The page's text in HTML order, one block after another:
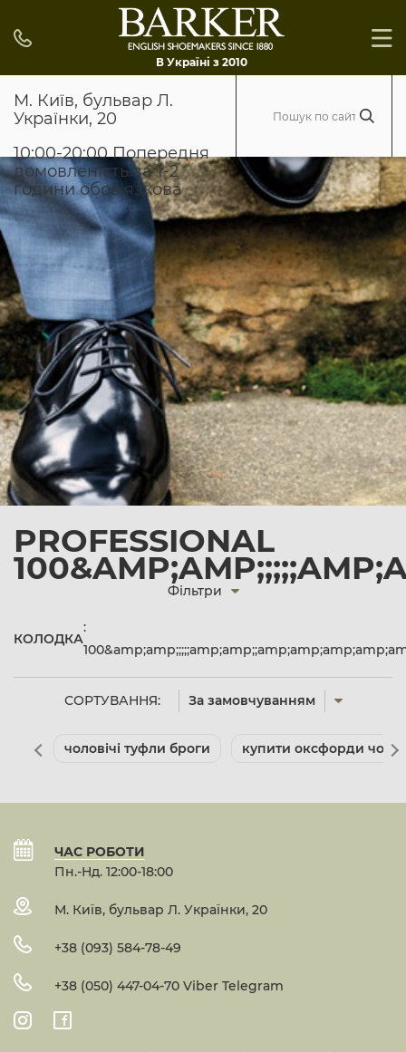
В Україні з 2010
М. Київ, бульвар Л.
Українки, 20
10:00-20:00 Попередня
домовленість за 1-2
години обов'язкова
PROFESSIONAL
СОРТУВАННЯ: За замовчуванням
Фільтри
КОЛОДКА
:
чоловічі туфли броги купити оксфорди
ЧАС РОБОТИ
Пн.-Нд. 12:00-18:00
М. Київ, бульвар Л. Українки, 20
+38 (093) 584-78-49
+38 (050) 447-04-70 Viber Telegram